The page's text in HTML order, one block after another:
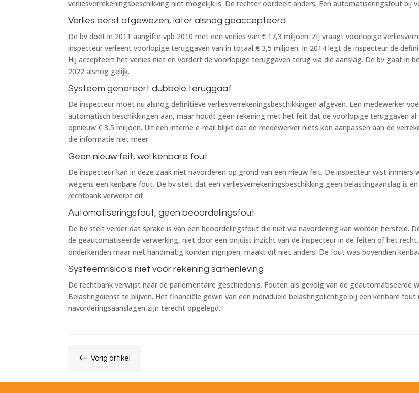
verliesverrekeningsbeschikking niet mogelijk is. De rechter oordeelt anders. Een automatiseringsfout bij
Verlies eerst afgewezen, later alsnog geaccepteerd
De bv doet in 2011 aangifte vpb 2010 met een verlies van € 17,3 miljoen. Zij vraagt voorlopige
inspecteur verleent voorlopige teruggaven van in totaal € 3,5 miljoen. In 2014 legt de inspecteur de
Hij accepteert het verlies niet en vordert de voorlopige teruggaven terug via die aanslag. De bv gaat in
2022 alsnog gelijk.
Systeem genereert dubbele teruggaaf
De inspecteur moet nu alsnog definitieve verliesverrekeningsbeschikkingen afgeven. Een medewerker
automatisch beschikkingen aan, maar houdt geen rekening met het feit dat de voorlopige teruggaven
opnieuw € 3,5 miljoen. Uit een interne e-mail blijkt dat de medewerker niets kon aanpassen aan de
die informatie niet meer.
Geen nieuw feit, wel kenbare fout
De inspecteur kan in deze zaak niet navorderen op grond van een nieuw feit. De inspecteur wist
wegens een kenbare fout. De bv stelt dat een verliesverrekeningsbeschikking geen belastingaanslag is
rechtbank verwerpt dit.
Automatiseringsfout, geen beoordelingsfout
De bv stelt verder dat sprake is van een beoordelingsfout die niet via navordering kan worden hersteld.
de geautomatiseerde verwerking, niet door een onjuist inzicht van de inspecteur in de feiten of het
onderkenden maar niet handmatig konden ingrijpen, maakt dit niet anders. De fout was bovendien
Systeemrisico's niet voor rekening samenleving
De rechtbank verwijst naar de parlementaire geschiedenis. Fouten als gevolg van de geautomatiseerde
Belastingdienst te blijven. Het financiële gewin van een individuele belastingplichtige bij een kenbare
navorderingsaanslagen zijn terecht opgelegd.
# Vorig artikel